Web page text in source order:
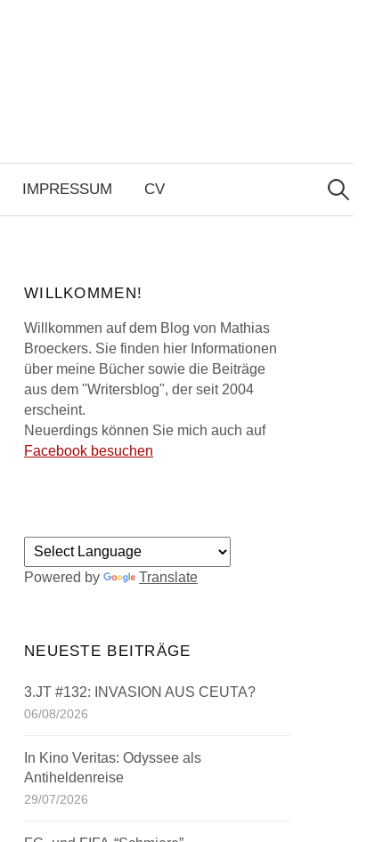
IMPRESSUM CV
Search
for:
WILLKOMMEN!
Willkommen auf dem Blog von Mathias
Broeckers. Sie finden hier Informationen
über meine Bücher sowie die Beiträge
aus dem "Writersblog", der seit 2004
erscheint.
Neuerdings können Sie mich auch auf
Facebook besuchen
Powered by Translate
NEUESTE BEITRÄGE
3.JT #132: INVASION AUS CEUTA?
06/08/2026
In Kino Veritas: Odyssee als
Antiheldenreise
29/07/2026